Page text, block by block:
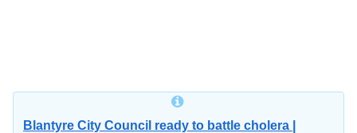
Blantyre City Council ready to battle cholera |